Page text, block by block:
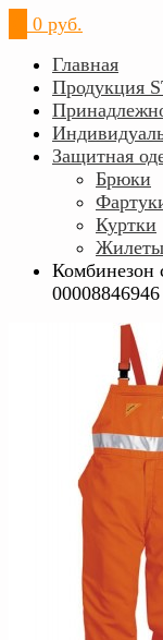
0 руб.
Главная
Продукция
Защитная
Брюки
Куртки
Жилеты
Комбинезон
00008846946